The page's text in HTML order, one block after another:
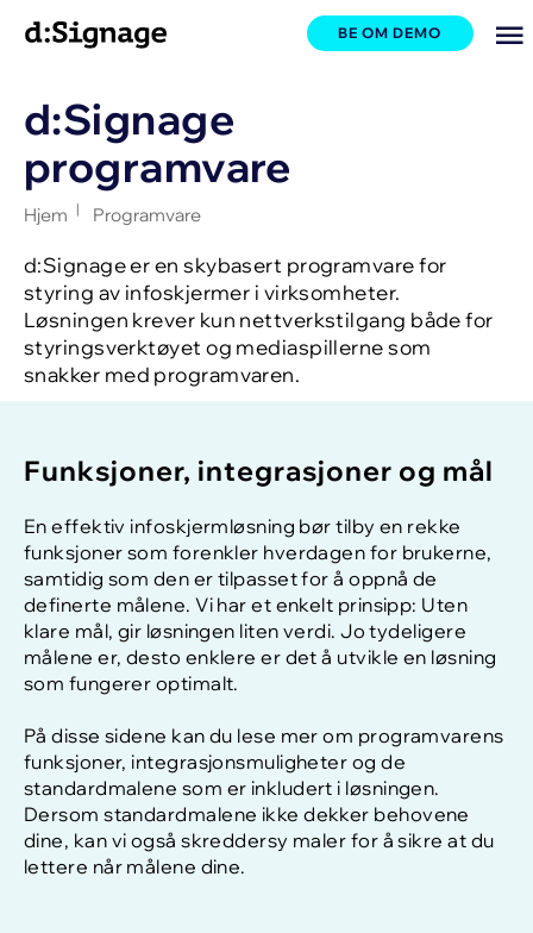
BE OM DEMO
d:Signage
programvare
Hjem | Programvare
d:Signage er en skybasert programvare for
styring av infoskjermer i virksomheter.
Løsningen krever kun nettverkstilgang både for
styringsverktøyet og mediaspillerne som
snakker med programvaren.
Funksjoner, integrasjoner og mål
En effektiv infoskjermløsning bør tilby en rekke
funksjoner som forenkler hverdagen for brukerne,
samtidig som den er tilpasset for å oppnå de
definerte målene. Vi har et enkelt prinsipp: Uten
klare mål, gir løsningen liten verdi. Jo tydeligere
målene er, desto enklere er det å utvikle en løsning
som fungerer optimalt.
På disse sidene kan du lese mer om programvarens
funksjoner, integrasjonsmuligheter og de
standardmalene som er inkludert i løsningen.
Dersom standardmalene ikke dekker behovene
dine, kan vi også skreddersy maler for å sikre at du
lettere når målene dine.